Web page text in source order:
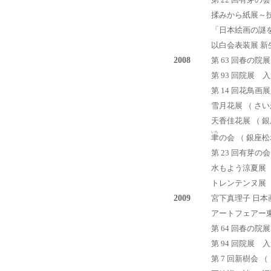
揉みから紙展～
「日本絵画の謎
以白会表装展 新
2008
第 63 回春の院
第 93 回院展
第 14 回花鳥画
雪月花展 （ さ
天香佳花展 （
聿
いち
の会 （ 銀座
第 23 回有芽の
水もよう涼夏展
トレンテンヌ展
2009
宮下真理子 日本
アートフェアー
第 64 回春の院
第 94 回院展 入
第 7 回新樹会